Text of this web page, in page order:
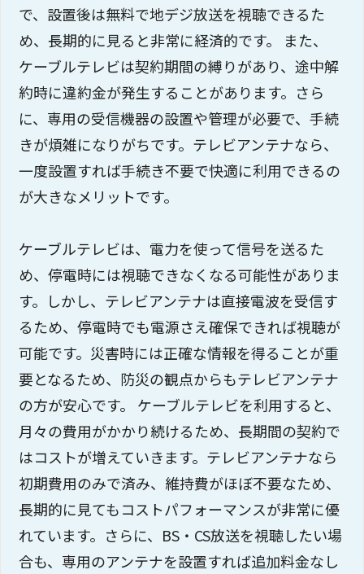
で、設置後は無料で地デジ放送を視聴できるた
め、長期的に見ると非常に経済的です。 また、
ケーブルテレビは契約期間の縛りがあり、途中解
約時に違約金が発生することがあります。さら
に、専用の受信機器の設置や管理が必要で、手続
きが煩雑になりがちです。テレビアンテナなら、
一度設置すれば手続き不要で快適に利用できるの
が大きなメリットです。
ケーブルテレビは、電力を使って信号を送るた
め、停電時には視聴できなくなる可能性がありま
す。しかし、テレビアンテナは直接電波を受信す
るため、停電時でも電源さえ確保できれば視聴が
可能です。災害時には正確な情報を得ることが重
要となるため、防災の観点からもテレビアンテナ
の方が安心です。 ケーブルテレビを利用すると、
月々の費用がかかり続けるため、長期間の契約で
はコストが増えていきます。テレビアンテナなら
初期費用のみで済み、維持費がほぼ不要なため、
長期的に見てもコストパフォーマンスが非常に優
れています。さらに、BS・CS放送を視聴したい場
合も、専用のアンテナを設置すれば追加料金なし